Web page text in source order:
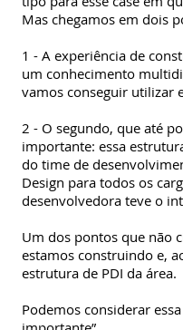
Mas chegamos em dois
1 - A experiência de
um conhecimento
vamos conseguir utilizar
2 - O segundo, que até
importante: essa
do time de
Design para todos os
desenvolvedora teve o
Um dos pontos que não
estamos construindo e,
estrutura de PDI da área.
Podemos considerar